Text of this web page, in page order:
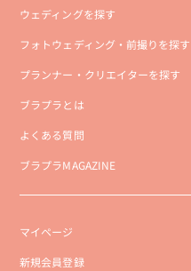
ウェディングを探す
フォトウェディング・前撮りを探す
プランナー・クリエイターを探す
ブラプラとは
よくある質問
ブラプラMAGAZINE
マイページ
新規会員登録